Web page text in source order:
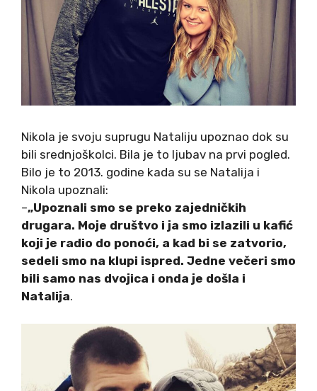
Nikola je svoju suprugu Nataliju upoznao dok su
bili srednjoškolci. Bila je to ljubav na prvi pogled.
Bilo je to 2013. godine kada su se Natalija i
Nikola upoznali:
–„Upoznali smo se preko zajedničkih
drugara. Moje društvo i ja smo izlazili u kafić
koji je radio do ponoći, a kad bi se zatvorio,
sedeli smo na klupi ispred. Jedne večeri smo
bili samo nas dvojica i onda je došla i
Natalija.